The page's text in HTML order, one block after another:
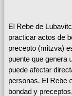
El Rebe de
practicar actos de
precepto (mitzva)
puente que genera
puede afectar
personas. El Rebe
bondad y